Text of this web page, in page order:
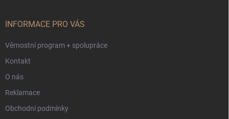
INFORMACE PRO VÁS
Věrnostní program + spolupráce
Kontakt
O nás
Reklamace
Obchodní podmínky